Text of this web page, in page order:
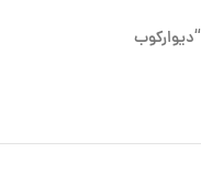
“دیوارکوب